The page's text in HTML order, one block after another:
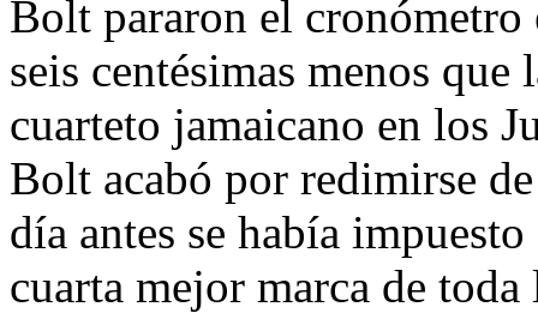
Bolt pararon el cronómetro
seis centésimas menos
cuarteto jamaicano en los
Bolt acabó por redimirse
día antes se había
cuarta mejor marca de